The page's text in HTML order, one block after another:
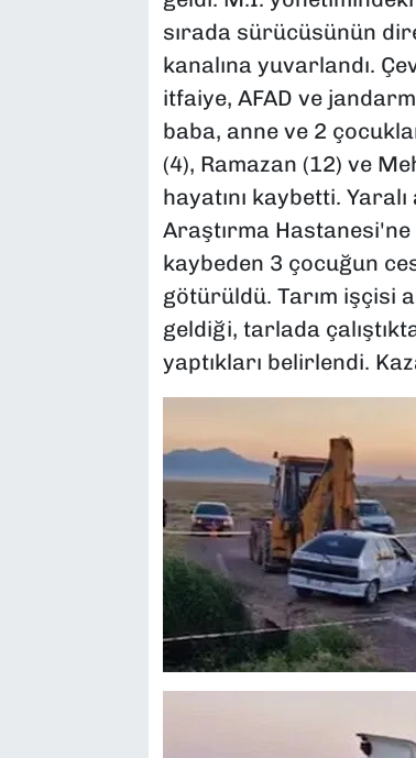
sırada sürücüsünün
kanalına yuvarlandı.
itfaiye, AFAD ve
baba, anne ve 2
(4), Ramazan (12) ve
hayatını kaybetti.
Araştırma Hastanesi'ne
kaybeden 3 çocuğun
götürüldü. Tarım işçisi
geldiği, tarlada
yaptıkları belirlendi.